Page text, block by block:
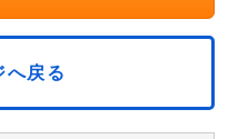
へ戻る